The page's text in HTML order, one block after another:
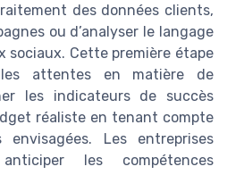
des données clients,
ou d’analyser le langage
sociaux. Cette première étape
attentes en matière de
les indicateurs de succès
réaliste en tenant compte
Les entreprises
les compétences